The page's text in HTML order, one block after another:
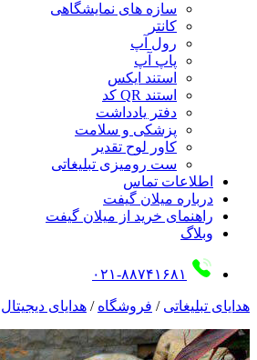
سازه های نمایشگاهی
کانتر
رول آپ
پاپ آپ
استند ایکس
استند QR کد
دفتر یادداشت
پزشکی و سلامت
کاور لوح تقدیر
ست رومیزی تبلیغاتی
اطلاعات تماس
درباره میلان گیفت
راهنمای خرید از میلان گیفت
وبلاگ
۰۲۱-۸۸۷۴۱۶۸۱
هدایای تبلیغاتی / فروشگاه / هدایای دیجیتال